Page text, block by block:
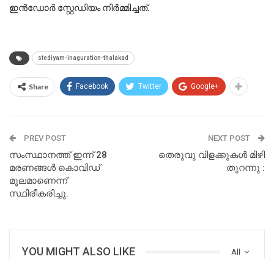
ഇൻഡോർ സ്റ്റേഡിയം നിർമ്മിച്ചത്.
stediyam-inaguration-thalakad
Share Facebook Twitter Google+
PREV POST
സംസ്ഥാനത്ത് ഇന്ന് 28
മരണങ്ങള്‍ കൊവിഡ്
മൂലമാണെന്ന്
സ്ഥിരീകരിച്ചു.
NEXT POST
തെരുവു വിളക്കുകള്‍ മിഴി
തുറന്നു :
All
YOU MIGHT ALSO LIKE